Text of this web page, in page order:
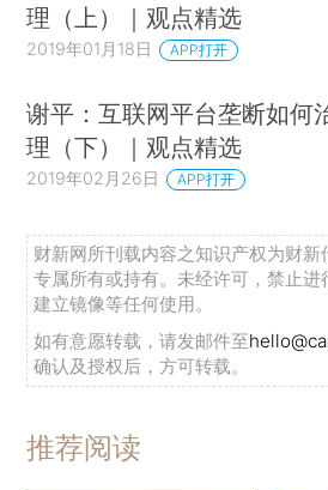
理（上）｜观点精选
2019年01月18日 APP打开
谢平：互联网平台垄断如何
理（下）｜观点精选
2019年02月26日 APP打开
财新网所刊载内容之知识产权为财新
专属所有或持有。未经许可，禁止进
建立镜像等任何使用。
如有意愿转载，请发邮件至
确认及授权后，方可转载。
推荐阅读